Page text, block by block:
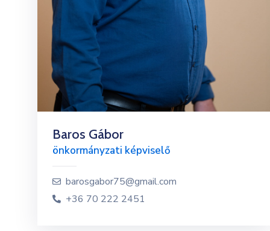
Baros Gábor
önkormányzati képviselő
barosgabor75@gmail.com
+36 70 222 2451